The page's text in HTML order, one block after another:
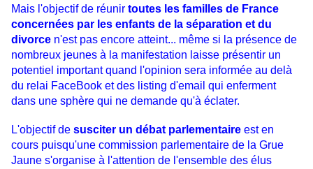
Mais l'objectif de réunir toutes les familles de France
concernées par les enfants de la séparation et du
divorce n'est pas encore atteint... même si la présence de
nombreux jeunes à la manifestation laisse présentir un
potentiel important quand l'opinion sera informée au delà
du relai FaceBook et des listing d'email qui enferment
dans une sphère qui ne demande qu'à éclater.
L'objectif de susciter un débat parlementaire est en
cours puisqu'une commission parlementaire de la Grue
Jaune s'organise à l'attention de l'ensemble des élus